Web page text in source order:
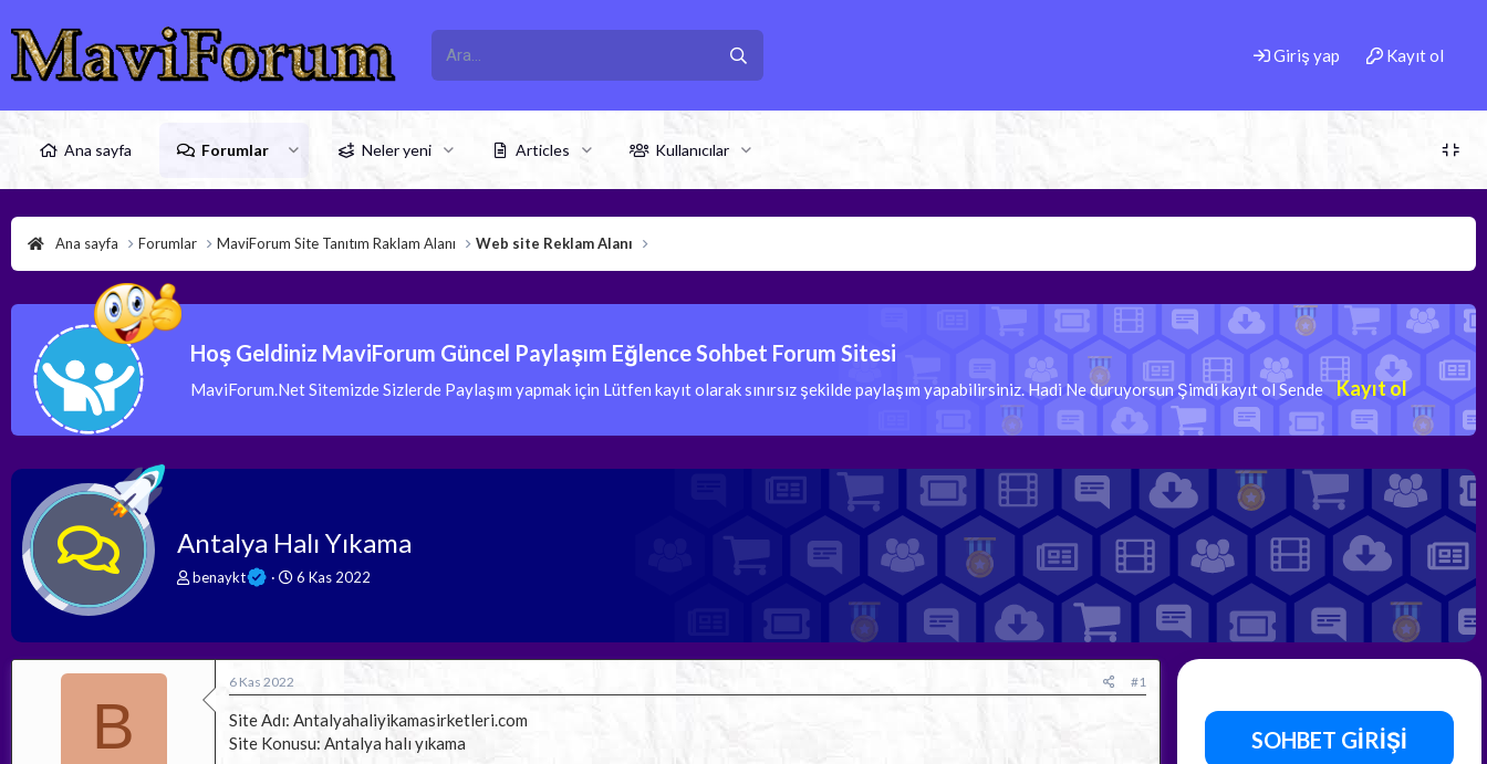
Giriş yap Kayıt ol
Ana sayfa Forumlar Neler yeni Articles Kullanıcılar
Ana sayfa Forumlar MaviForum Site Tanıtım Raklam Alanı Web site Reklam Alanı
Hoş Geldiniz MaviForum Güncel Paylaşım Eğlence Sohbet Forum Sitesi
MaviForum.Net Sitemizde Sizlerde Paylaşım yapmak için Lütfen kayıt olarak sınırsız şekilde paylaşım yapabilirsiniz. Hadi Ne duruyorsun Şimdi kayıt ol Sende Kayıt ol
Antalya Halı Yıkama
K
benaykt
B
g
ı
t
6 Kas 2022
B
6 Kas 2022 #1
Site Adı: Antalyahaliyikamasirketleri.com
Site Konusu: Antalya halı yıkama
SOHBET GİRİŞİ